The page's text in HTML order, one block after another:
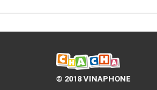
© 2018 VINAPHONE